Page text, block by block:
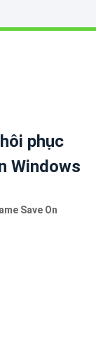
phục
Windows
Save On